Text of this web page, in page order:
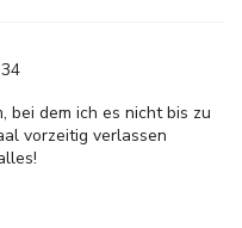
bei dem ich es nicht bis zu
vorzeitig verlassen